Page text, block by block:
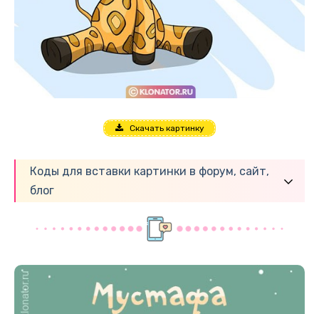
Скачать картинку
Коды для вставки картинки в форум, сайт,
блог